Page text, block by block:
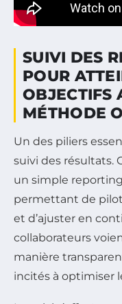
SUIVI DES
POUR
OBJECTIFS
MÉTHODE
Un des piliers
suivi des résultats.
un simple
permettant de
et d’ajuster en
collaborateurs
manière
incités à optimiser